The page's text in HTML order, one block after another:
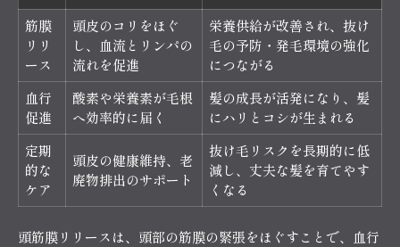
筋膜
リリ
ース
頭皮のコリをほぐ
し、血流とリンパの
流れを促進
栄養供給が改善され、抜け
毛の予防・発毛環境の強化
につながる
血行
促進
酸素や栄養素が毛根
へ効率的に届く
髪の成長が活発になり、髪
にハリとコシが生まれる
定期
的な
ケア
頭皮の健康維持、老
廃物排出のサポート
抜け毛リスクを長期的に低
減し、丈夫な髪を育てやす
くなる
頭筋膜リリースは、頭部の筋膜の緊張をほぐすことで、血行